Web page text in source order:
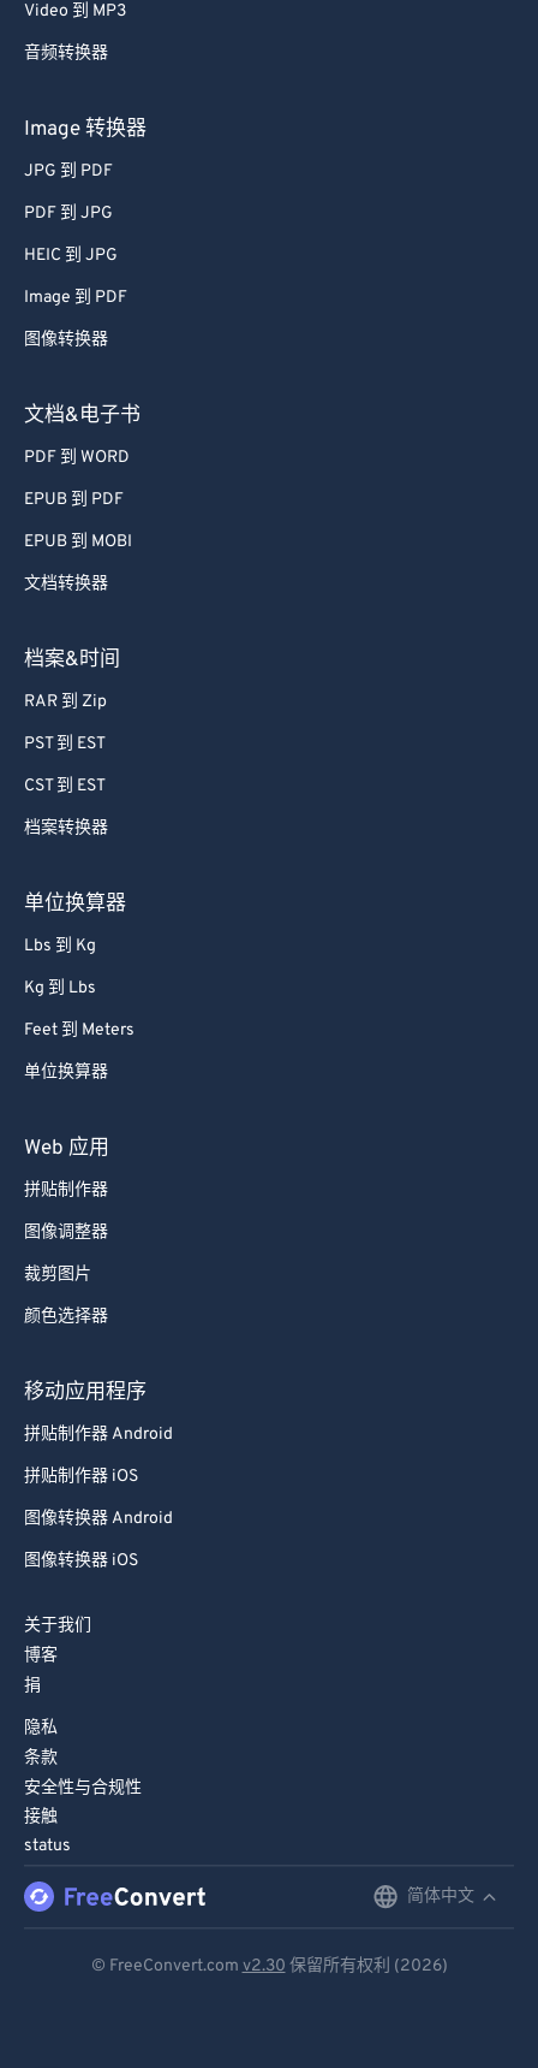
Video 到 MP3
音频转换器
Image 转换器
JPG 到 PDF
PDF 到 JPG
HEIC 到 JPG
Image 到 PDF
图像转换器
文档&电子书
PDF 到 WORD
EPUB 到 PDF
EPUB 到 MOBI
文档转换器
档案&时间
RAR 到 Zip
PST 到 EST
CST 到 EST
档案转换器
单位换算器
Lbs 到 Kg
Kg 到 Lbs
Feet 到 Meters
单位换算器
Web 应用
拼贴制作器
图像调整器
裁剪图片
颜色选择器
移动应用程序
拼贴制作器 Android
拼贴制作器 iOS
图像转换器 Android
图像转换器 iOS
关于我们
博客
捐
隐私
条款
安全性与合规性
接触
status
简体中文
© FreeConvert.com v2.30 保留所有权利 (2026)